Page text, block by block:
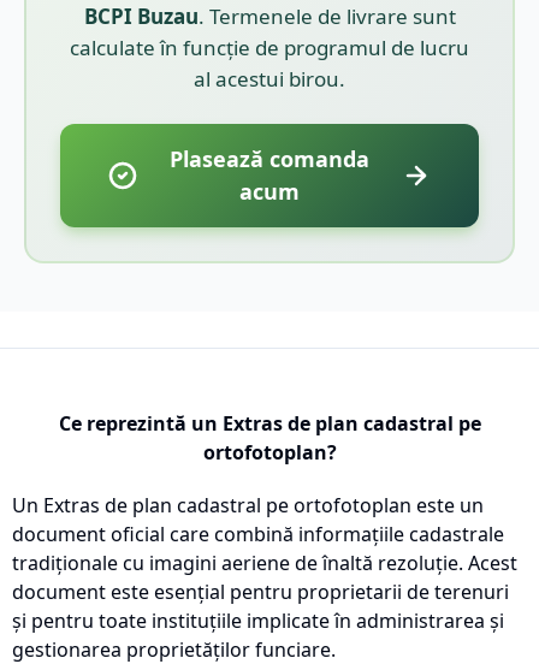
BCPI Buzau. Termenele de livrare sunt
calculate în funcție de programul de lucru
al acestui birou.
Plasează comanda
acum
Ce reprezintă un Extras de plan cadastral pe
ortofotoplan?
Un Extras de plan cadastral pe ortofotoplan este un
document oficial care combină informațiile cadastrale
tradiționale cu imagini aeriene de înaltă rezoluție. Acest
document este esențial pentru proprietarii de terenuri
și pentru toate instituțiile implicate în administrarea și
gestionarea proprietăților funciare.